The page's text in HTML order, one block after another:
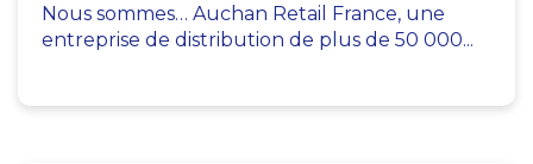
Nous sommes… Auchan Retail France, une
entreprise de distribution de plus de 50 000...